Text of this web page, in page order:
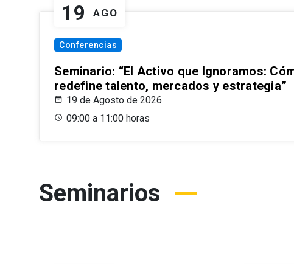
19 AGO
Conferencias
Seminario: “El Activo que Ignoramos:
redefine talento, mercados y estrategia”
19 de Agosto de 2026
09:00 a 11:00 horas
Seminarios